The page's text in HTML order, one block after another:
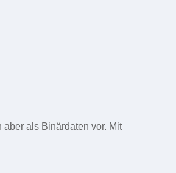
als Binärdaten vor. Mit